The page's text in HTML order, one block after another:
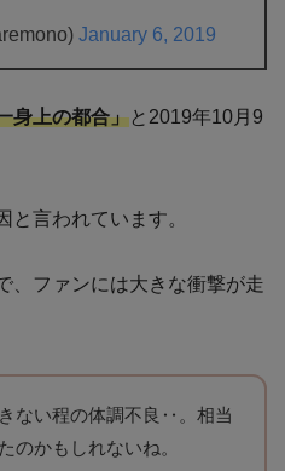
January 6, 2019
身上の都合」と2019年10月9
と言われています。
、ファンには大きな衝撃が走
ない程の体調不良‥。相当
のかもしれないね。